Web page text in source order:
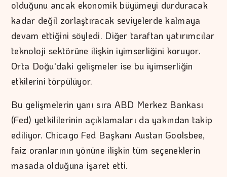
olduğunu ancak ekonomik büyümeyi durduracak
kadar değil zorlaştıracak seviyelerde kalmaya
devam ettiğini söyledi. Diğer taraftan yatırımcılar
teknoloji sektörüne ilişkin iyimserliğini koruyor.
Orta Doğu'daki gelişmeler ise bu iyimserliğin
etkilerini törpülüyor.
Bu gelişmelerin yanı sıra ABD Merkez Bankası
(Fed) yetkililerinin açıklamaları da yakından takip
ediliyor. Chicago Fed Başkanı Austan Goolsbee,
faiz oranlarının yönüne ilişkin tüm seçeneklerin
masada olduğuna işaret etti.